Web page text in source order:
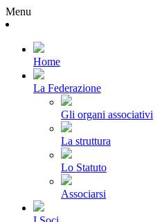
Menu
Home
La Federazione
Gli organi associativi
La struttura
Lo Statuto
Associarsi